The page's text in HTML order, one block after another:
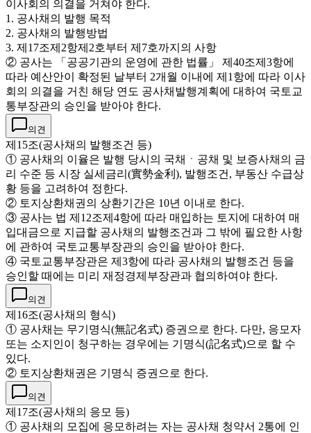
이사회의 의결을 거쳐야 한다.
1. 공사채의 발행 목적
2. 공사채의 발행방법
3. 제17조제2항제2호부터 제7호까지의 사항
② 공사는 「공공기관의 운영에 관한 법률」 제40조제3항에
따라 예산안이 확정된 날부터 2개월 이내에 제1항에 따라 이사
회의 의결을 거친 해당 연도 공사채발행계획에 대하여 국토교
통부장관의 승인을 받아야 한다.
의견
제15조(공사채의 발행조건 등)
① 공사채의 이율은 발행 당시의 국채ㆍ공채 및 보증사채의 금
리 수준 등 시장 실세금리(實勢金利), 발행조건, 부동산 수급상
황 등을 고려하여 정한다.
② 토지상환채권의 상환기간은 10년 이내로 한다.
③ 공사는 법 제12조제4항에 따라 매입하는 토지에 대하여 매
입대금으로 지급할 공사채의 발행조건과 그 밖에 필요한 사항
에 관하여 국토교통부장관의 승인을 받아야 한다.
④ 국토교통부장관은 제3항에 따라 공사채의 발행조건 등을
승인할 때에는 미리 재정경제부장관과 협의하여야 한다.
의견
제16조(공사채의 형식)
① 공사채는 무기명식(無記名式) 증권으로 한다. 다만, 응모자
또는 소지인이 청구하는 경우에는 기명식(記名式)으로 할 수
있다.
② 토지상환채권은 기명식 증권으로 한다.
의견
제17조(공사채의 응모 등)
① 공사채의 모집에 응모하려는 자는 공사채 청약서 2통에 인